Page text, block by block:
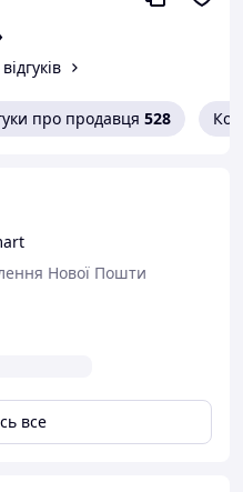
про продавця 528
Нової Пошти
все